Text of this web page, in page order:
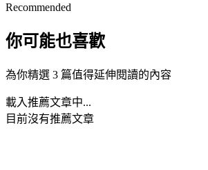
Recommended
你可能也喜歡
為你精選 3 篇值得延伸閱讀的內容
載入推薦文章中...
目前沒有推薦文章